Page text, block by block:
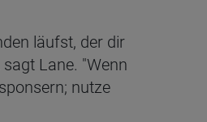
läufst, der dir
Lane. "Wenn
nutze